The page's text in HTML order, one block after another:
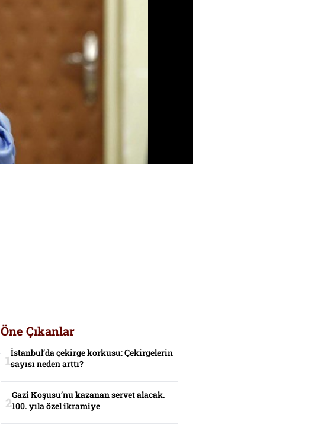
Öne Çıkanlar
İstanbul’da çekirge korkusu: Çekirgelerin
sayısı neden arttı?
Gazi Koşusu’nu kazanan servet alacak.
100. yıla özel ikramiye